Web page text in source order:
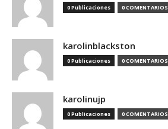
0 Publicaciones 0 COMENTARIOS
karolinblackston
0 Publicaciones 0 COMENTARIOS
karolinujp
0 Publicaciones 0 COMENTARIOS